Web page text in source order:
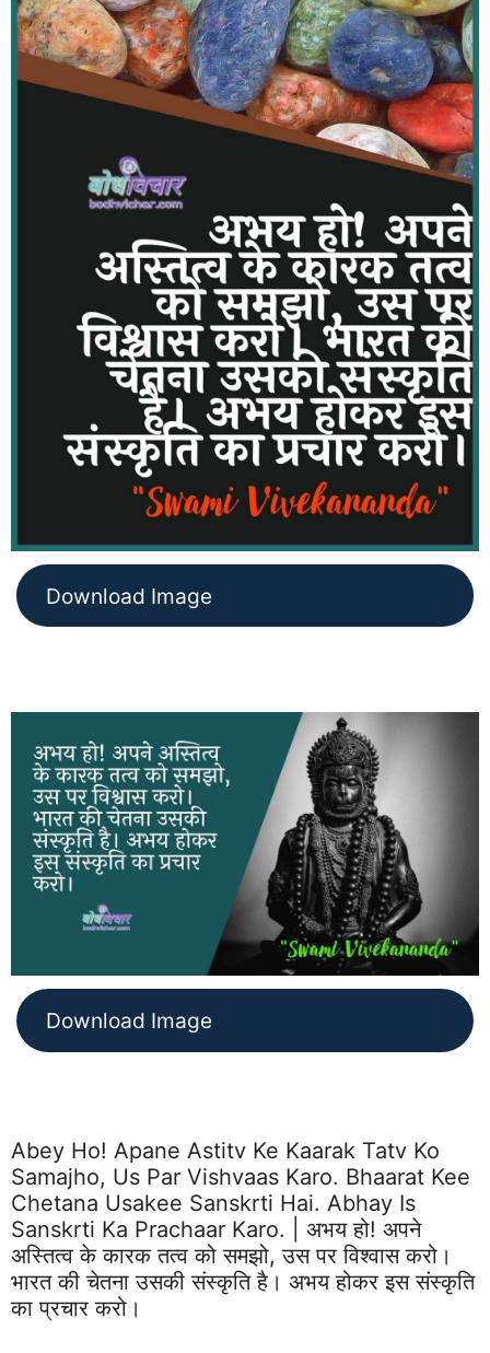
Download Image
Download Image
Abey Ho! Apane Astitv Ke Kaarak Tatv Ko
Samajho, Us Par Vishvaas Karo. Bhaarat Kee
Chetana Usakee Sanskrti Hai. Abhay Is
Sanskrti Ka Prachaar Karo. | अभय हो! अपने
अस्तित्व के कारक तत्व को समझो, उस पर विश्वास करो।
भारत की चेतना उसकी संस्कृति है। अभय होकर इस संस्कृति
का प्रचार करो।